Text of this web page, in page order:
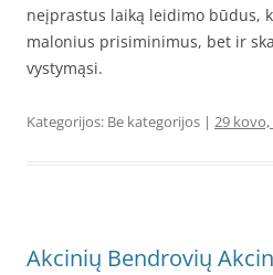
neįprastus laiką leidimo būdus,
malonius prisiminimus, bet ir
vystymąsi.
Kategorijos: Be kategorijos | 29 kovo,
Akcinių Bendrovių